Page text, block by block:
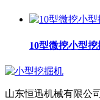
10型微挖小型挖
山东恒迅机械有限公